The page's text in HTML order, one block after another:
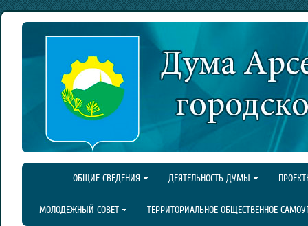
ОБЩИЕ СВЕДЕНИЯ ДЕЯТЕЛЬНОСТЬ ДУМЫ
МОЛОДЕЖНЫЙ СОВЕТ ТЕРРИТОРИАЛЬНОЕ ОБЩЕСТВЕННОЕ